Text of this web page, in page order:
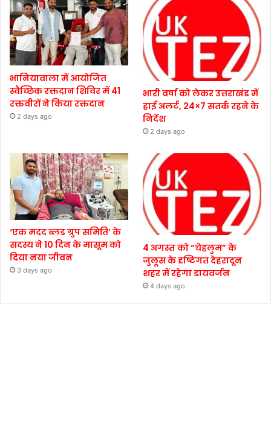
भानियावाला में आयोजित
स्वैच्छिक रक्तदान शिविर में 41
रक्तवीरों ने किया रक्तदान
2 days ago
भारी वर्षा को लेकर उत्तराखंड में
हाई अलर्ट, 24×7 सतर्क रहने के
निर्देश
2 days ago
‘एक मदद ब्लड ग्रुप समिति’ के
सदस्य ने 10 दिन के मासूम को
दिया नया जीवन
3 days ago
4 अगस्त को “चेहलुम” के
जुलूस के दृष्टिगत देहरादून
शहर में रहेगा डायवर्जन
4 days ago